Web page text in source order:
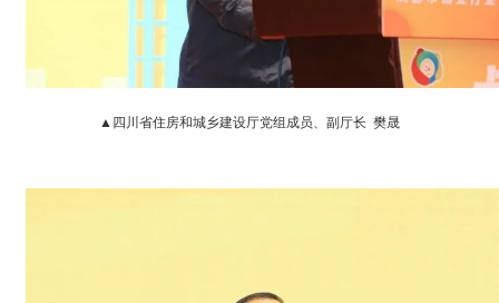
▲四川省住房和城乡建设厅党组成员、副厅长 樊晟